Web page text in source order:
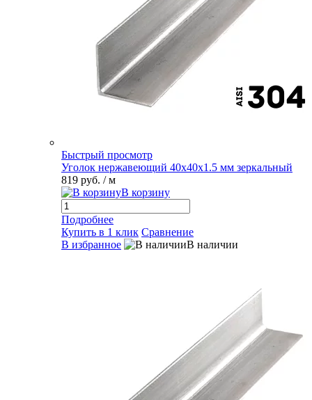
Быстрый просмотр
Уголок нержавеющий 40х40х1.5 мм зеркальный
819 руб. / м
В корзину
Подробнее
Купить в 1 клик Сравнение
В избранное
В наличии